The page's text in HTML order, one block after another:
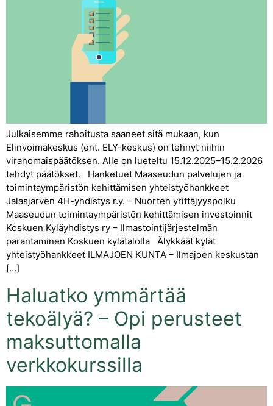
Julkaisemme rahoitusta saaneet sitä mukaan, kun
Elinvoimakeskus (ent. ELY-keskus) on tehnyt niihin
viranomaispäätöksen. Alle on lueteltu 15.12.2025–15.2.2026
tehdyt päätökset. Hanketuet Maaseudun palvelujen ja
toimintaympäristön kehittämisen yhteistyöhankkeet
Jalasjärven 4H-yhdistys r.y. – Nuorten yrittäjyyspolku
Maaseudun toimintaympäristön kehittämisen investoinnit
Koskuen Kyläyhdistys ry – Ilmastointijärjestelmän
parantaminen Koskuen kylätalolla Älykkäät kylät
yhteistyöhankkeet ILMAJOEN KUNTA – Ilmajoen keskustan
[…]
Haluatko ymmärtää
tekoälyä? – Opi perusteet
maksuttomalla
verkkokurssilla